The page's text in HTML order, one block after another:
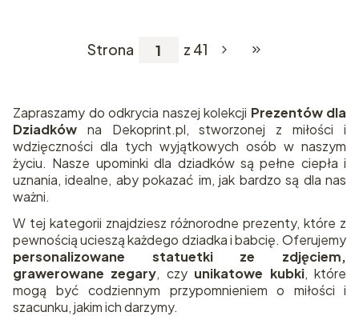
Strona z 41 Przejdź do
Zapraszamy do odkrycia naszej kolekcji Prezentów dla
Dziadków na Dekoprint.pl, stworzonej z miłości i
wdzięczności dla tych wyjątkowych osób w naszym
życiu. Nasze upominki dla dziadków są pełne ciepła i
uznania, idealne, aby pokazać im, jak bardzo są dla nas
ważni.
W tej kategorii znajdziesz różnorodne prezenty, które z
pewnością ucieszą każdego dziadka i babcię. Oferujemy
personalizowane statuetki ze zdjęciem,
grawerowane zegary, czy unikatowe kubki, które
mogą być codziennym przypomnieniem o miłości i
szacunku, jakim ich darzymy.